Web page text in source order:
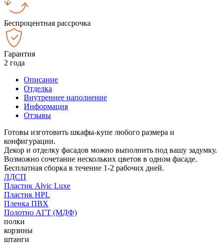
Беспроцентная рассрочка
Гарантия
2 года
Описание
Отделка
Внутреннее наполнение
Информация
Отзывы
Готовы изготовить шкафы-купе любого размера и
конфигурации.
Декор и отделку фасадов можно выполнить под вашу задумку.
Возможно сочетание нескольких цветов в одном фасаде.
Бесплатная сборка в течение 1-2 рабочих дней.
ЛДСП
Пластик Alvic Luxe
Пластик HPL
Пленка ПВХ
Полотно АГТ (МДФ)
полки
корзины
штанги